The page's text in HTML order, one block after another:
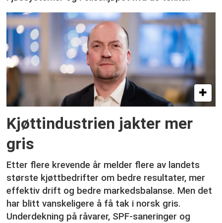
Kjøttindustrien jakter mer
gris
Etter flere krevende år melder flere av landets
største kjøttbedrifter om bedre resultater, mer
effektiv drift og bedre markedsbalanse. Men det
har blitt vanskeligere å få tak i norsk gris.
Underdekning på råvarer, SPF-saneringer og